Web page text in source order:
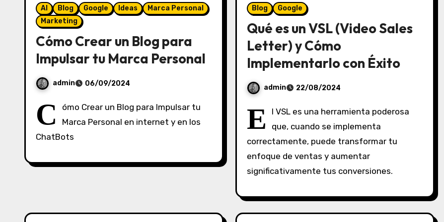
AI Blog Google Ideas
Marca Personal
Marketing
Cómo Crear un Blog para
Impulsar tu Marca Personal
admin 06/09/2024
i
n
c
m
C
ómo Crear un Blog para Impulsar tu
Marca Personal en internet y en los
ChatBots
Blog Google
Qué es un VSL (Video Sales
Letter) y Cómo
Implementarlo con Éxito
admin 22/08/2024
n
c
o
t
a
E
l VSL es una herramienta poderosa
que, cuando se implementa
correctamente, puede transformar tu
enfoque de ventas y aumentar
significativamente tus conversiones.